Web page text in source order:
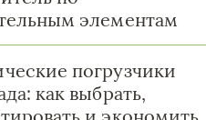
элементам
погрузчики
как выбрать,